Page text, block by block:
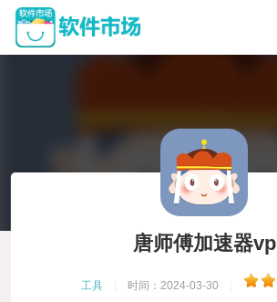
唐师傅加速器vp
工具 时间：2024-03-30